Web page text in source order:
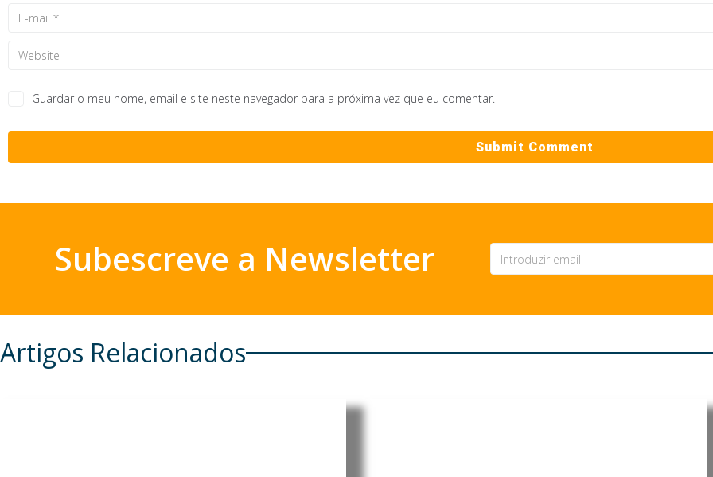
Guardar o meu nome, email e site neste navegador para a próxima vez que eu comentar.
Subescreve a Newsletter
Artigos Relacionados